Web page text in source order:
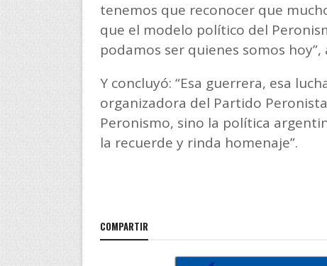
tenemos que reconocer que
que el modelo político del
podamos ser quienes somos hoy”,
Y concluyó: “Esa guerrera, esa
organizadora del Partido
Peronismo, sino la política
la recuerde y rinda homenaje”.
COMPARTIR